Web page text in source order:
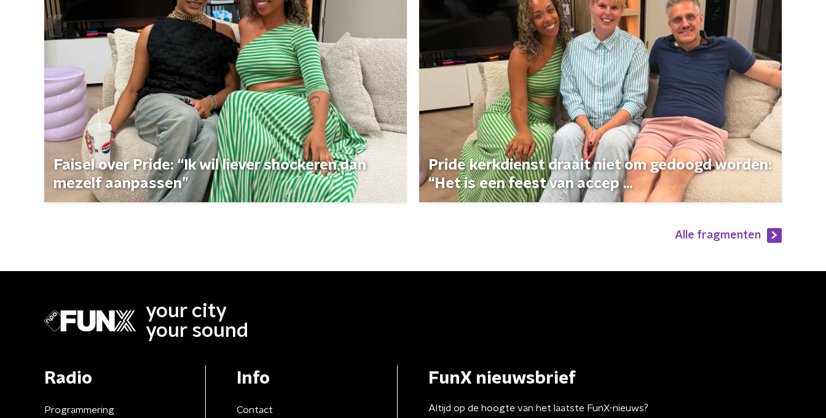
Faisel over Pride: “Ik wil liever shockeren dan
mezelf aanpassen”
Pride kerkdienst draait niet om gedoogd worden:
“Het is een feest van accep ...
Alle fragmenten
your city
your sound
Radio
Programmering
Info
Contact
FunX nieuwsbrief
Altijd op de hoogte van het laatste FunX-nieuws?